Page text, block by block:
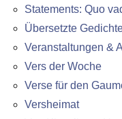
Statements: Quo
Übersetzte
Veranstaltungen &
Vers der Woche
Verse für den
Versheimat